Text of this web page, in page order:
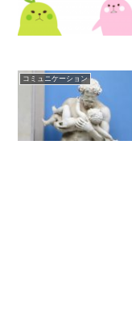
コミュニケーション